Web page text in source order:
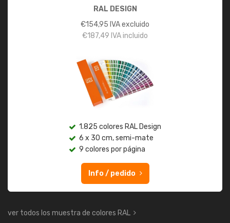
RAL DESIGN
€154,95 IVA excluido
€187,49 IVA incluido
1.825 colores RAL Design
6 x 30 cm, semi-mate
9 colores por página
Info / pedido
ver todos los muestra de colores RAL